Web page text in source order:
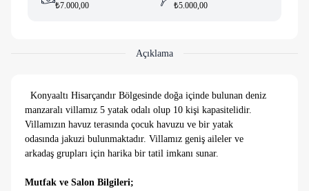
₺7.000,00
₺5.000,00
Açıklama
Konyaaltı Hisarçandır Bölgesinde doğa içinde bulunan deniz
manzaralı villamız 5 yatak odalı olup 10 kişi kapasitelidir.
Villamızın havuz terasında çocuk havuzu ve bir yatak
odasında jakuzi bulunmaktadır. Villamız geniş aileler ve
arkadaş grupları için harika bir tatil imkanı sunar.
Mutfak ve Salon Bilgileri;